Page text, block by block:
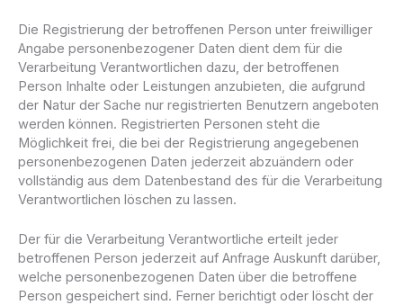
Die Registrierung der betroffenen Person unter freiwilliger
Angabe personenbezogener Daten dient dem für die
Verarbeitung Verantwortlichen dazu, der betroffenen
Person Inhalte oder Leistungen anzubieten, die aufgrund
der Natur der Sache nur registrierten Benutzern angeboten
werden können. Registrierten Personen steht die
Möglichkeit frei, die bei der Registrierung angegebenen
personenbezogenen Daten jederzeit abzuändern oder
vollständig aus dem Datenbestand des für die Verarbeitung
Verantwortlichen löschen zu lassen.
Der für die Verarbeitung Verantwortliche erteilt jeder
betroffenen Person jederzeit auf Anfrage Auskunft darüber,
welche personenbezogenen Daten über die betroffene
Person gespeichert sind. Ferner berichtigt oder löscht der